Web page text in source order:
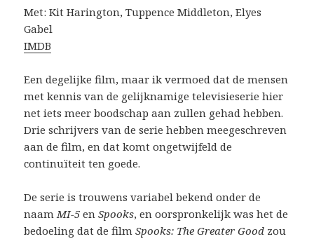
Met: Kit Harington, Tuppence Middleton, Elyes
Gabel
IMDB
Een degelijke film, maar ik vermoed dat de mensen
met kennis van de gelijknamige televisieserie hier
net iets meer boodschap aan zullen gehad hebben.
Drie schrijvers van de serie hebben meegeschreven
aan de film, en dat komt ongetwijfeld de
continuïteit ten goede.
De serie is trouwens variabel bekend onder de
naam MI-5 enSpooks, en oorspronkelijk was het de
bedoeling dat de filmSpooks: The Greater Good zou